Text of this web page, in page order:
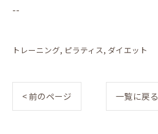
--
トレーニング ピラティス ダイエット
< 前のページ 一覧に戻る